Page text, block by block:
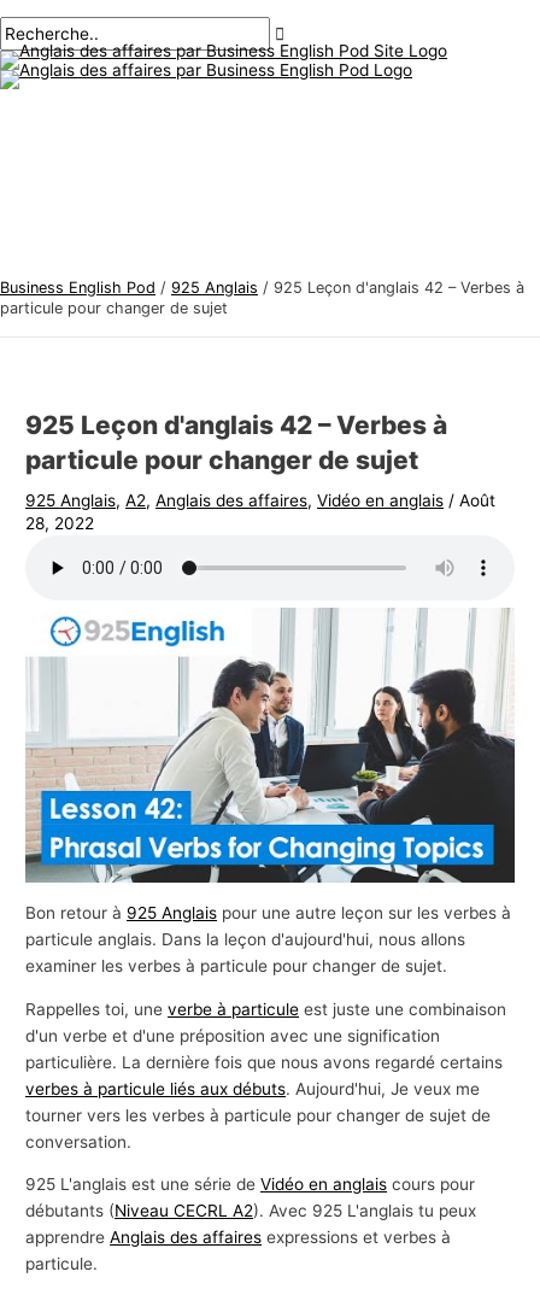
au
contenu
principal
Business English Pod / 925 Anglais / 925 Leçon d'anglais 42 – Verbes à
particule pour changer de sujet
925 Leçon d'anglais 42 – Verbes à
particule pour changer de sujet
925 Anglais,A2,Anglais des affaires,Vidéo en anglais /Août
28, 2022
Bon retour à 925 Anglais pour une autre leçon sur les verbes à
particule anglais. Dans la leçon d'aujourd'hui, nous allons
examiner les verbes à particule pour changer de sujet.
Rappelles toi, uneverbe à particule est juste une combinaison
d'un verbe et d'une préposition avec une signification
particulière. La dernière fois que nous avons regardé certains
verbes à particule liés aux débuts. Aujourd'hui, Je veux me
tourner vers les verbes à particule pour changer de sujet de
conversation.
925 L'anglais est une série deVidéo en anglais cours pour
débutants (Niveau CECRL A2). Avec 925 L'anglais tu peux
apprendreAnglais des affaires expressions et verbes à
particule.
des
articles
ici..
mail*
S
u
j
n
i
s
d
e
i
e
s
R
e
c
r